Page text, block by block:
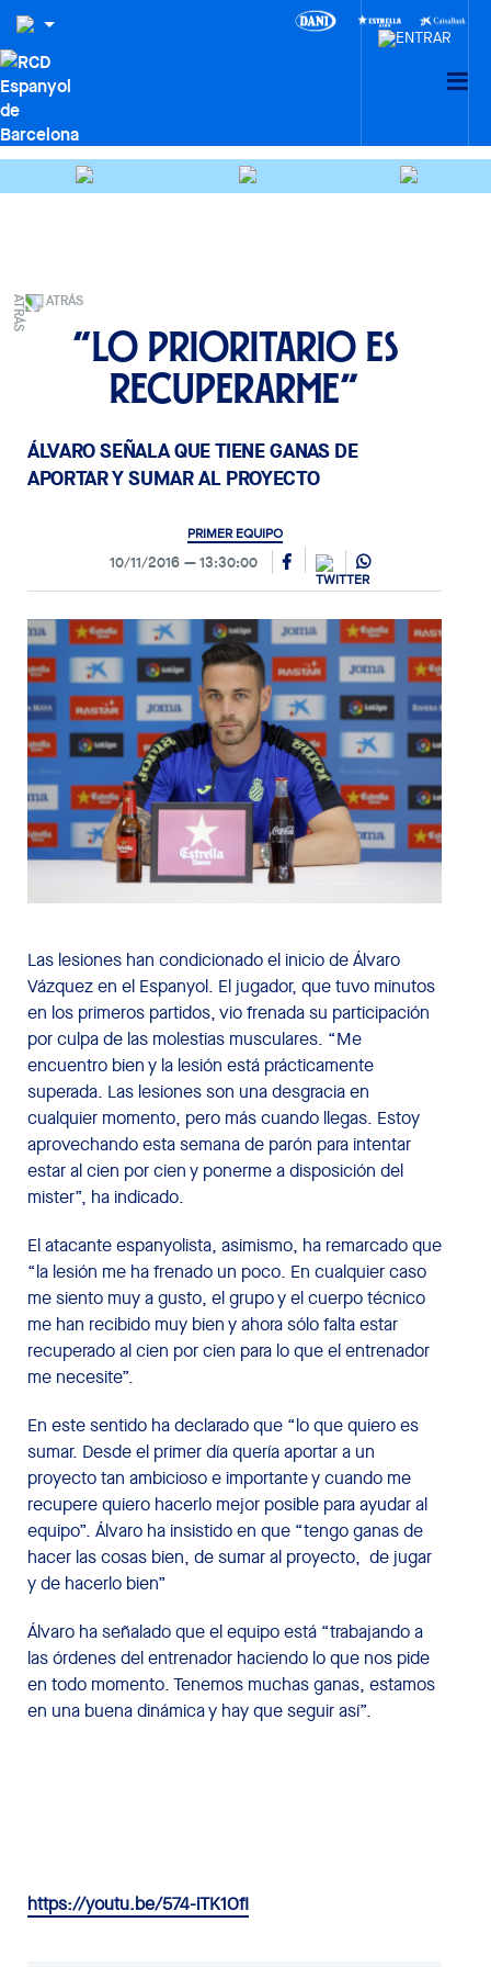
ATRÁS
“Lo prioritario es
recuperarme”
ÁLVARO SEÑALA QUE TIENE GANAS DE
APORTAR Y SUMAR AL PROYECTO
PRIMER EQUIPO
10/11/2016 13:30:00
Las lesiones han condicionado el inicio de Álvaro
Vázquez en el Espanyol. El jugador, que tuvo minutos
en los primeros partidos, vio frenada su participación
por culpa de las molestias musculares. “Me
encuentro bien y la lesión está prácticamente
superada. Las lesiones son una desgracia en
cualquier momento, pero más cuando llegas. Estoy
aprovechando esta semana de parón para intentar
estar al cien por cien y ponerme a disposición del
mister”, ha indicado.
El atacante espanyolista, asimismo, ha remarcado que
“la lesión me ha frenado un poco. En cualquier caso
me siento muy a gusto, el grupo y el cuerpo técnico
me han recibido muy bien y ahora sólo falta estar
recuperado al cien por cien para lo que el entrenador
me necesite”.
En este sentido ha declarado que “lo que quiero es
sumar. Desde el primer día quería aportar a un
proyecto tan ambicioso e importante y cuando me
recupere quiero hacerlo mejor posible para ayudar al
equipo”. Álvaro ha insistido en que “tengo ganas de
hacer las cosas bien, de sumar al proyecto, de jugar
y de hacerlo bien”
Álvaro ha señalado que el equipo está “trabajando a
las órdenes del entrenador haciendo lo que nos pide
en todo momento. Tenemos muchas ganas, estamos
en una buena dinámica y hay que seguir así”.
https://youtu.be/574-iTK1OfI